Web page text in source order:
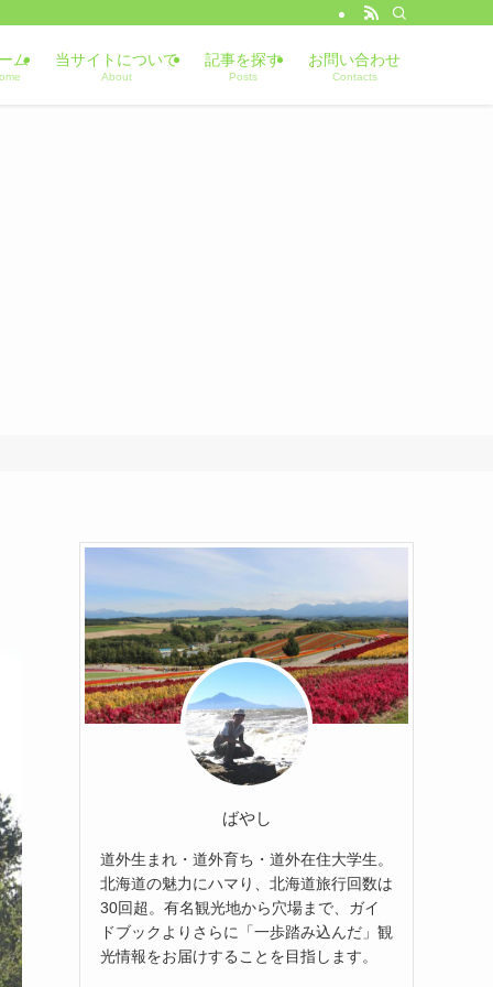
ム 当サイトについて
About
記事を探す
Posts
お問い合わせ
Contacts
ばやし
道外生まれ・道外育ち・道外在住大学生。
北海道の魅力にハマり、北海道旅行回数は
30回超。有名観光地から穴場まで、ガイ
ドブックよりさらに「一歩踏み込んだ」観
光情報をお届けすることを目指します。